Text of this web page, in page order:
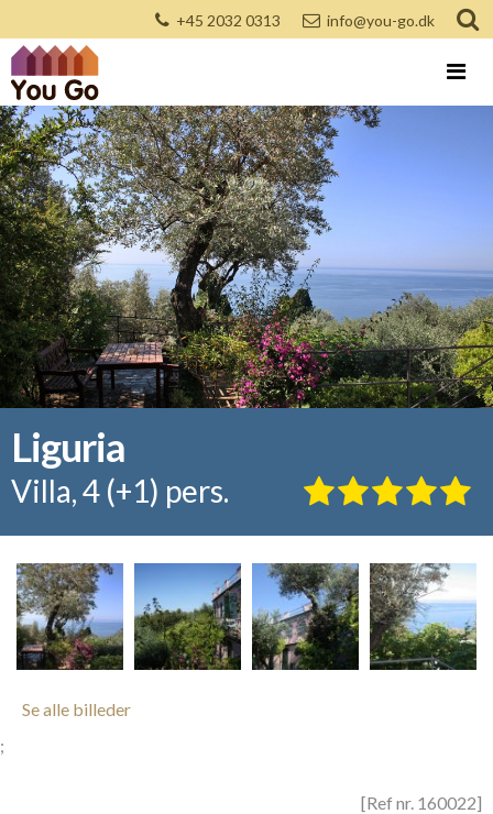
+45 2032 0313 info@you-go.dk
Liguria
Villa, 4 (+1) pers.
Se alle billeder
;
[Ref nr. 160022]